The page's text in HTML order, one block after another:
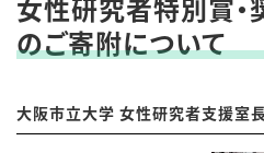
女性研究者特別賞・
のご寄附について
大阪市立大学 女性研究者支援